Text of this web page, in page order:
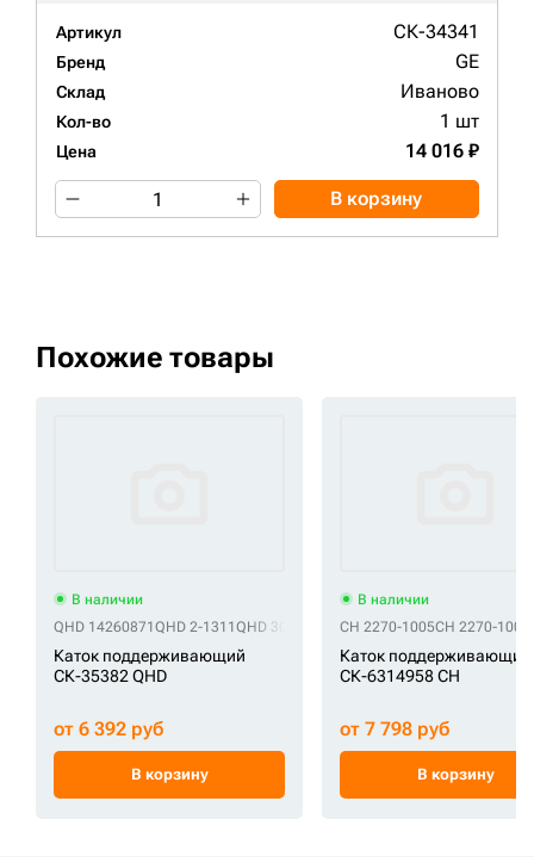
Артикул СК-34341
Бренд GE
Склад Иваново
Кол-во 1 шт
Цена 14 016 ₽
В корзину
Похожие товары
В наличии
QHD 14260871 QHD 2-1311 QHD 3000534 QHD 5610810QHD 71400963
Каток поддерживающий
СК-35382 QHD
от 6 392 руб
В корзину
В наличии
CH 2270-1005CH 2270-
Каток поддерживающий
СК-6314958 CH
от 7 798 руб
В корзину